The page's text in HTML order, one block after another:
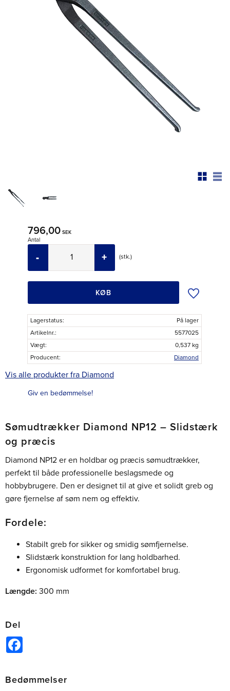
796,00 SEK
Antal
stk.
+
-
KØB Tilføj til
Lagerstatus
På lager
Artikelnr.
5577025
Vægt
0,537 kg
Producent
Diamond
Vis alle produkter fra Diamond
Giv en bedømmelse!
Sømudtrækker Diamond NP12 – Slidstærk
og præcis
Diamond NP12 er en holdbar og præcis sømudtrækker,
perfekt til både professionelle beslagsmede og
hobbybrugere. Den er designet til at give et solidt greb og
gøre fjernelse af søm nem og effektiv.
Fordele:
Stabilt greb for sikker og smidig sømfjernelse.
Slidstærk konstruktion for lang holdbarhed.
Ergonomisk udformet for komfortabel brug.
Længde: 300 mm
Del
Bedømmelser